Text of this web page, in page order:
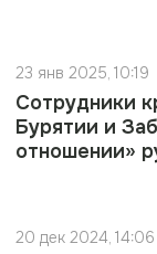
23 янв 2025, 10:19
Сотрудники
Бурятии и
отношении»
20 дек 2024, 14:06